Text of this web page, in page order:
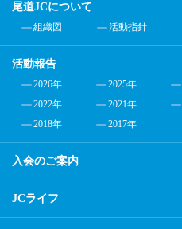
尾道JCについて
組織図 活動指針
活動報告
2026年 2025年
2022年
2021年
2018年
2017年
入会のご案内
JCライフ